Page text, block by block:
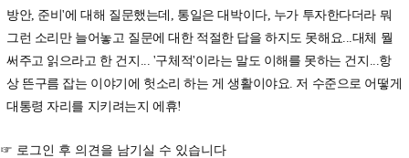
방안, 준비'에 대해 질문했는데, 통일은 대박이다, 누가 투자한다더라 뭐
그런 소리만 늘어놓고 질문에 대한 적절한 답을 하지도 못해요...대체 뭘
써주고 읽으라고 한 건지... '구체적'이라는 말도 이해를 못하는 건지...항
상 뜬구름 잡는 이야기에 헛소리 하는 게 생활이야요. 저 수준으로 어떻게
대통령 자리를 지키려는지 에휴!
☞ 로그인 후 의견을 남기실 수 있습니다